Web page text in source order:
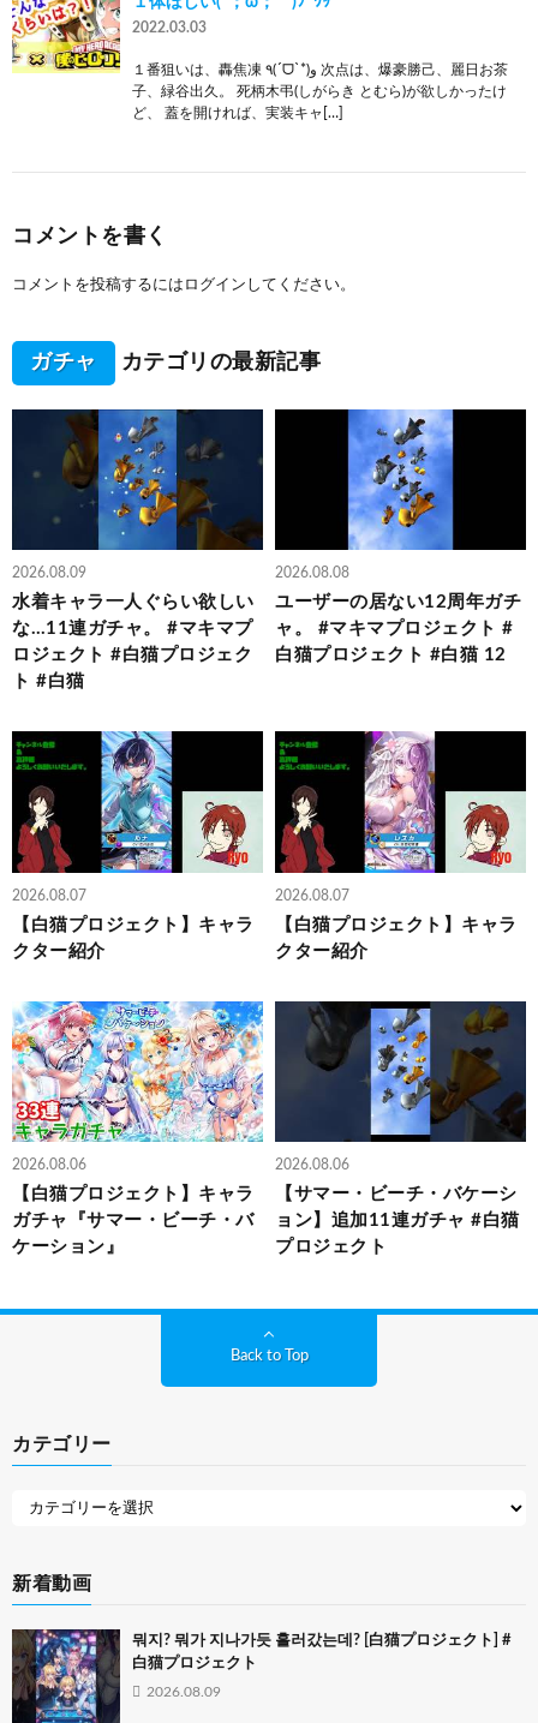
2022.03.03
１番狙いは、轟焦凍 ٩(ˊᗜˋ*)و 次点は、爆豪勝己、麗日お茶
子、緑谷出久。 死柄木弔(しがらき とむら)が欲しかったけ
ど、 蓋を開ければ、実装キャ[…]
コメントを書く
コメントを投稿するには ログイン してください。
ガチャ カテゴリの最新記事
2026.08.09
水着キャラ一人ぐらい欲しい
な…11連ガチャ。 #マキマプ
ロジェクト #白猫プロジェク
ト #白猫
2026.08.08
ユーザーの居ない12周年ガチ
ャ。 #マキマプロジェクト #
白猫プロジェクト #白猫 12
2026.08.07
【白猫プロジェクト】キャラ
クター紹介
2026.08.07
【白猫プロジェクト】キャラ
クター紹介
2026.08.06
【白猫プロジェクト】キャラ
ガチャ『サマー・ビーチ・バ
ケーション』
2026.08.06
【サマー・ビーチ・バケーシ
ョン】追加11連ガチャ #白猫
プロジェクト
Back to Top
カテゴリー
新着動画
뭐지? 뭐가 지나가듯 흘러갔는데? [白猫プロジェクト] #
白猫プロジェクト
2026.08.09